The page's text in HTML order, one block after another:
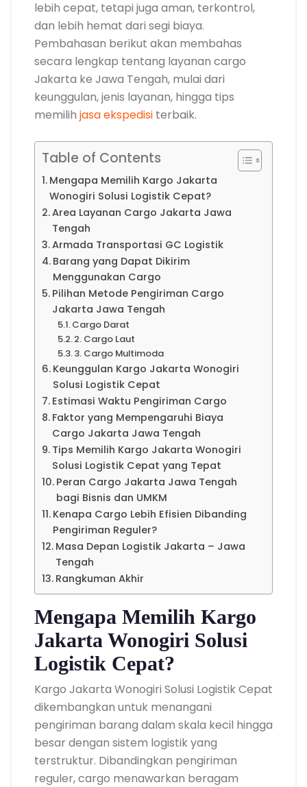
lebih cepat, tetapi juga aman, terkontrol,
dan lebih hemat dari segi biaya.
Pembahasan berikut akan membahas
secara lengkap tentang layanan cargo
Jakarta ke Jawa Tengah, mulai dari
keunggulan, jenis layanan, hingga tips
memilih jasa ekspedisi terbaik.
Table of Contents
Mengapa Memilih Kargo Jakarta
Wonogiri Solusi Logistik Cepat?
Area Layanan Cargo Jakarta Jawa
Tengah
Armada Transportasi GC Logistik
Barang yang Dapat Dikirim
Menggunakan Cargo
Pilihan Metode Pengiriman Cargo
Jakarta Jawa Tengah
Cargo Darat
2. Cargo Laut
3. Cargo Multimoda
Keunggulan Kargo Jakarta Wonogiri
Solusi Logistik Cepat
Estimasi Waktu Pengiriman Cargo
Faktor yang Mempengaruhi Biaya
Cargo Jakarta Jawa Tengah
Tips Memilih Kargo Jakarta Wonogiri
Solusi Logistik Cepat yang Tepat
Peran Cargo Jakarta Jawa Tengah
bagi Bisnis dan UMKM
Kenapa Cargo Lebih Efisien Dibanding
Pengiriman Reguler?
Masa Depan Logistik Jakarta – Jawa
Tengah
Rangkuman Akhir
Mengapa Memilih Kargo
Jakarta Wonogiri Solusi
Logistik Cepat?
Kargo Jakarta Wonogiri Solusi Logistik Cepat
dikembangkan untuk menangani
pengiriman barang dalam skala kecil hingga
besar dengan sistem logistik yang
terstruktur. Dibandingkan pengiriman
reguler, cargo menawarkan beragam